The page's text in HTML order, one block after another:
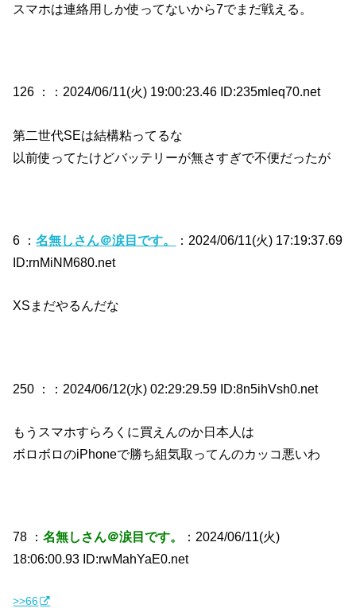
スマホは連絡用しか使ってないから7でまだ戦える。
126 ： ：2024/06/11(火) 19:00:23.46 ID:235mleq70.net
第二世代SEは結構粘ってるな
以前使ってたけどバッテリーが無さすぎで不便だったが
6 ：名無しさん＠涙目です。
：2024/06/11(火) 17:19:37.69
ID:rnMiNM680.net
XSまだやるんだな
250 ： ：2024/06/12(水) 02:29:29.59 ID:8n5ihVsh0.net
もうスマホすらろくに買えんのか日本人は
ボロボロのiPhoneで勝ち組気取ってんのカッコ悪いわ
78 ：名無しさん＠涙目です。
：2024/06/11(火)
18:06:00.93 ID:rwMahYaE0.net
>>66